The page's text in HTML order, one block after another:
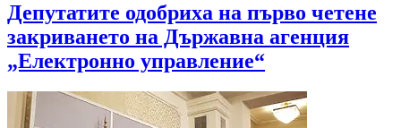
Депутатите одобриха на първо четене
закриването на Държавна агенция
„Електронно управление“